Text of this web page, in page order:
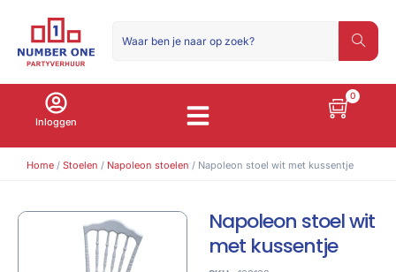
Inloggen
0
Home / Stoelen / Napoleon stoelen / Napoleon stoel wit met kussentje
Napoleon stoel wit
met kussentje